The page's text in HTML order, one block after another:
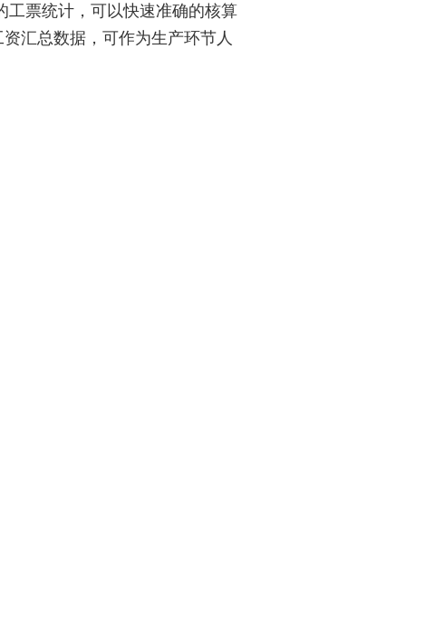
工票统计，可以快速准确的核算
汇总数据，可作为生产环节人